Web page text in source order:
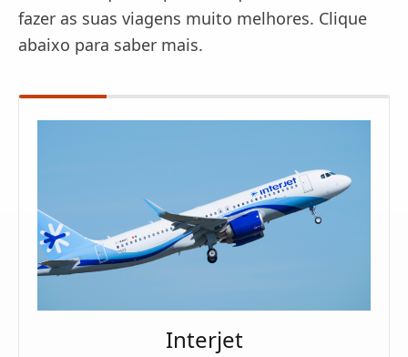
fazer as suas viagens muito melhores. Clique
abaixo para saber mais.
Interjet